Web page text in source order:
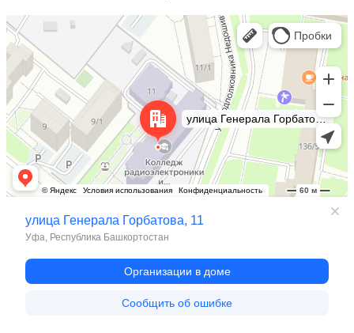
Уфа
Улица Генерала Горбатова, 11 — Яндекс.Карты